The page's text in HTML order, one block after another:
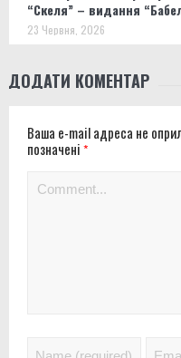
“Скеля” – видання
23 Червня, 2026
ДОДАТИ КОМЕНТАР
Ваша e-mail адреса не
позначені*